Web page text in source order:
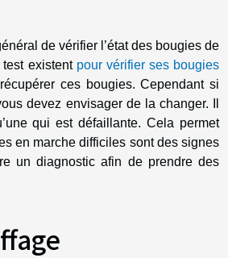
de vérifier l’état des bougies de
existent pour vérifier ses bougies
ces bougies. Cependant si
devez envisager de la changer. Il
qui est défaillante. Cela permet
en marche difficiles sont des signes
un diagnostic afin de prendre des